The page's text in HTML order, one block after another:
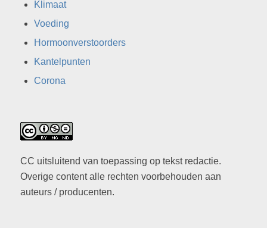
Klimaat
Voeding
Hormoonverstoorders
Kantelpunten
Corona
CC uitsluitend van toepassing op tekst redactie.
Overige content alle rechten voorbehouden aan
auteurs / producenten.